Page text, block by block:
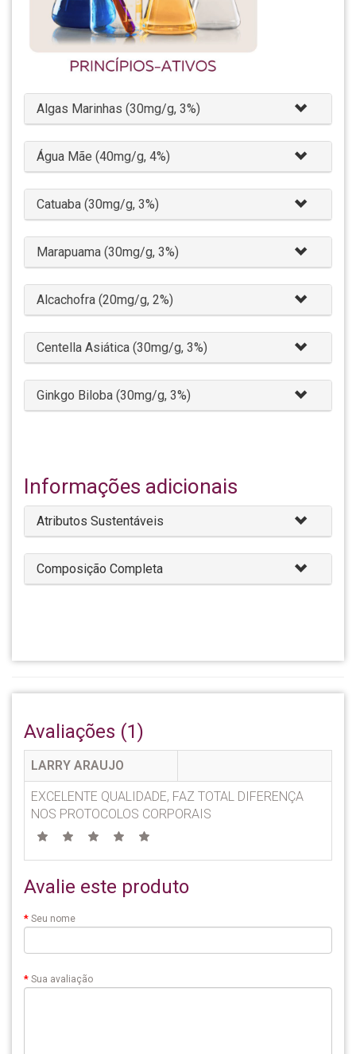
Algas Marinhas (30mg/g, 3%)
Água Mãe (40mg/g, 4%)
Catuaba (30mg/g, 3%)
Marapuama (30mg/g, 3%)
Alcachofra (20mg/g, 2%)
Centella Asiática (30mg/g, 3%)
Ginkgo Biloba (30mg/g, 3%)
Informações adicionais
Atributos Sustentáveis
Composição Completa
Avaliações (1)
LARRY ARAUJO
EXCELENTE QUALIDADE, FAZ TOTAL DIFERENÇA
NOS PROTOCOLOS CORPORAIS
Avalie este produto
Seu nome
Sua avaliação